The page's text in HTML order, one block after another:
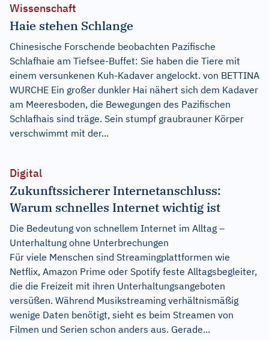
Wissenschaft
Haie stehen Schlange
Chinesische Forschende beobachten Pazifische
Schlafhaie am Tiefsee-Buffet: Sie haben die Tiere mit
einem versunkenen Kuh-Kadaver angelockt. von BETTINA
WURCHE Ein großer dunkler Hai nähert sich dem Kadaver
am Meeresboden, die Bewegungen des Pazifischen
Schlafhais sind träge. Sein stumpf graubrauner Körper
verschwimmt mit der...
Digital
Zukunftssicherer Internetanschluss:
Warum schnelles Internet wichtig ist
Die Bedeutung von schnellem Internet im Alltag –
Unterhaltung ohne Unterbrechungen
Für viele Menschen sind Streamingplattformen wie
Netflix, Amazon Prime oder Spotify feste Alltagsbegleiter,
die die Freizeit mit ihren Unterhaltungsangeboten
versüßen. Während Musikstreaming verhältnismäßig
wenige Daten benötigt, sieht es beim Streamen von
Filmen und Serien schon anders aus. Gerade...